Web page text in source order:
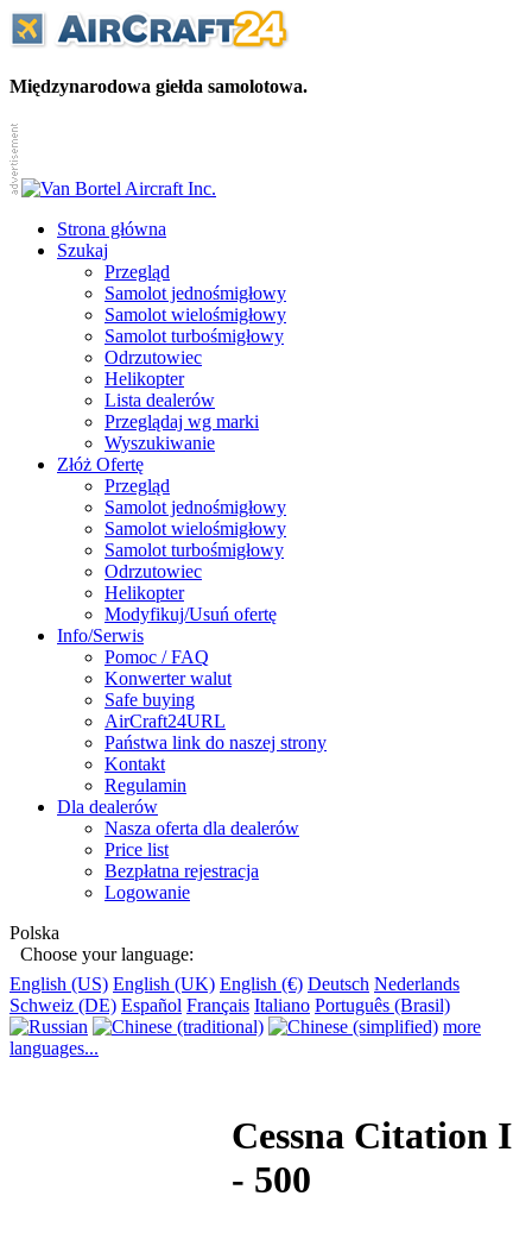
Międzynarodowa giełda samolotowa.
Strona główna
Szukaj
Przegląd
Samolot jednośmigłowy
Samolot wielośmigłowy
Samolot turbośmigłowy
Odrzutowiec
Helikopter
Lista dealerów
Przeglądaj wg marki
Wyszukiwanie
Złóż Ofertę
Przegląd
Samolot jednośmigłowy
Samolot wielośmigłowy
Samolot turbośmigłowy
Odrzutowiec
Helikopter
Modyfikuj/Usuń ofertę
Info/Serwis
Pomoc / FAQ
Konwerter walut
Safe buying
AirCraft24URL
Państwa link do naszej strony
Kontakt
Regulamin
Dla dealerów
Nasza oferta dla dealerów
Price list
Bezpłatna rejestracja
Logowanie
Polska
Choose your language:
English (US) English (UK) English (€) Deutsch Nederlands
Schweiz (DE) Español Français Italiano Português (Brasil)
more
languages...
Cessna Citation I
- 500